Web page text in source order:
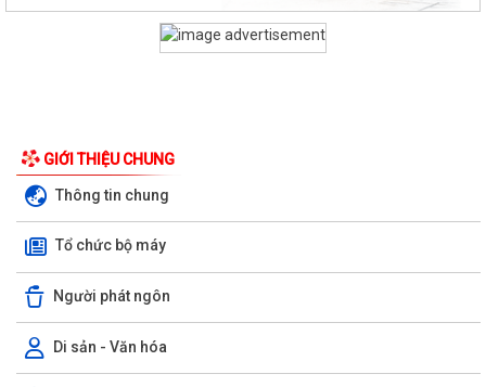
GIỚI THIỆU CHUNG
Thông tin chung
Tổ chức bộ máy
Người phát ngôn
Di sản - Văn hóa
KHAI MẠC TUẦN LỄ TÌNH NGUYỆN “HÀNH TRÌNH HẠNH PHÚC” NĂM
HỘI NGHỊ GIAO BAN UBND XÃ QUYẾT THẮNG: ĐÁNH GIÁ KẾT QUẢ